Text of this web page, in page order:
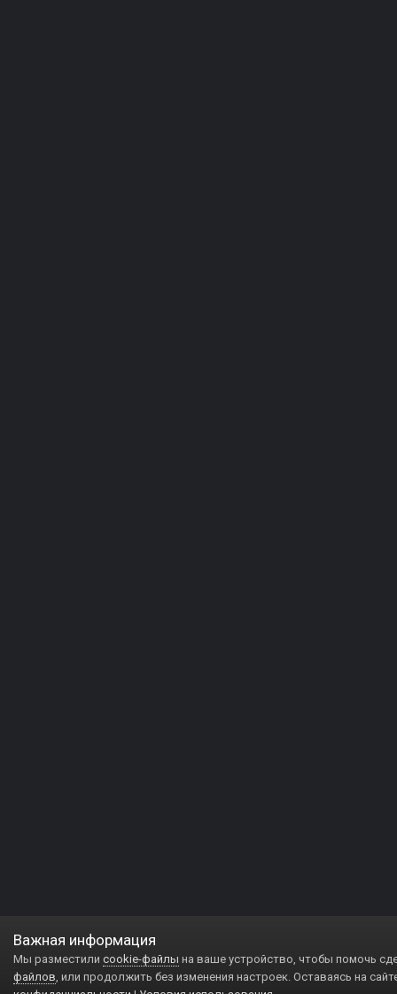
Важная информация
Мы разместили cookie-файлы на ваше устройство, чтобы помочь
файлов, или продолжить без изменения настроек. Оставаясь на